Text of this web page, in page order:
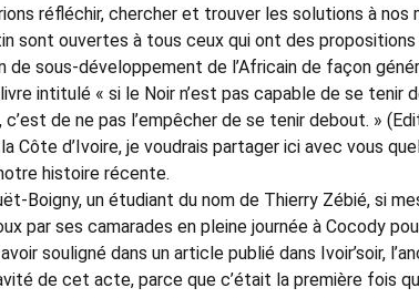
réfléchir, chercher et trouver les solutions à nos
sont ouvertes à tous ceux qui ont des
sous-développement de l’Africain de façon
intitulé « si le Noir n’est pas capable de se tenir
de ne pas l’empêcher de se tenir debout. »
Côte d’Ivoire, je voudrais partager ici avec vous
histoire récente.
Boigny, un étudiant du nom de Thierry Zébié, si
par ses camarades en pleine journée à Cocody
souligné dans un article publié dans Ivoir’soir,
de cet acte, parce que c’était la première fois